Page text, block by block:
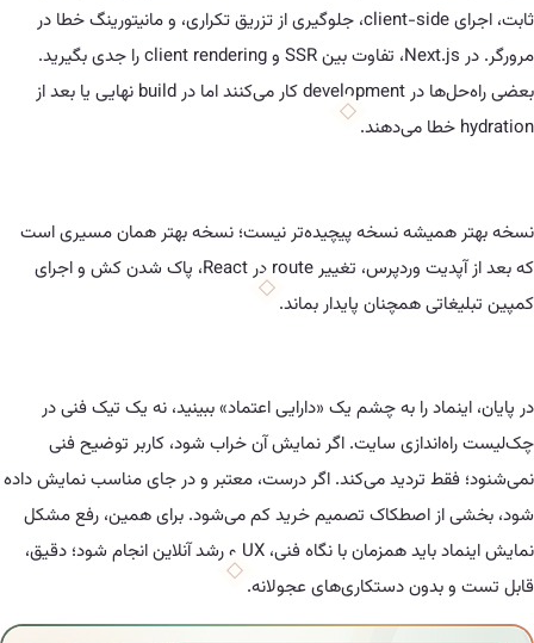
ثابت، اجرای client-side، جلوگیری از تزریق تکراری، و مانیتورینگ خطا در
مرورگر. در Next.js، تفاوت بین SSR و client rendering را جدی بگیرید.
بعضی راه‌حل‌ها در development کار می‌کنند اما در build نهایی یا بعد از
نسخه پیچیده‌تر نیست؛ نسخه بهتر همان مسیری است
که بعد از آپدیت وردپرس، تغییر route در React، پاک شدن کش و اجرای
همچنان پایدار بماند.
را به چشم یک «دارایی اعتماد» ببینید، نه یک تیک فنی در
سایت. اگر نمایش آن خراب شود، کاربر توضیح فنی
تردید می‌کند. اگر درست، معتبر و در جای مناسب نمایش داده
اصطکاک تصمیم خرید کم می‌شود. برای همین، رفع مشکل
نمایش اینماد باید همزمان با نگاه فنی، UX و رشد آنلاین انجام شود؛ دقیق،
دستکاری‌های عجولانه.